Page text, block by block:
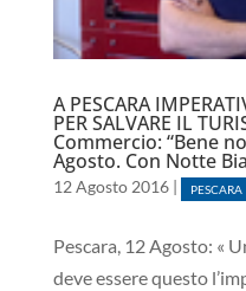
A PESCARA
PER SALVARE IL
Commercio: “Bene
Agosto. Con Notte
12 Agosto 2016| PESCARA
Pescara, 12 Agosto: «
deve essere questo